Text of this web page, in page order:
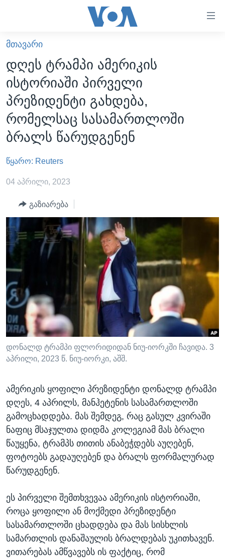
ხელმისაწვდომობისთვის
გადადით
მთავარზე
გადადით
მთავარ
ნავიგაციაზე
გადადით
ძიებაზე
ᲐᲮᲐᲚᲘ ᲐᲛᲑᲔᲑᲘ
ᲡᲐᲥᲐᲠᲗᲕᲔᲚᲝ
ᲐᲨᲨ
ᲐᲨᲨ-ᲘᲡ ᲐᲠᲩᲔᲕᲜᲔᲑᲘ 2024
ᲛᲡᲝᲤᲚᲘᲝ
ᲕᲘᲓᲔᲝᲔᲑᲘ
ᲒᲐᲓᲐᲪᲔᲛᲔᲑᲘ
ᲕᲐᲨᲘᲜᲒᲢᲝᲜᲘ ᲓᲦᲔᲡ
ᲮᲔᲓᲕᲐ ᲕᲐᲨᲘᲜᲒᲢᲝᲜᲘᲓᲐᲜ
ᲡᲢᲣᲓᲘᲐ ᲕᲐᲨᲘᲜᲒᲢᲝᲜᲘ
ᲡᲮᲕᲐ ᲡᲘᲐᲮᲚᲔᲔᲑᲘ
ᲞᲝᲚᲘᲢᲘᲙᲐ
ᲔᲙᲝᲜᲝᲛᲘᲙᲐ
ᲯᲐᲜᲛᲠᲗᲔᲚᲝᲑᲐ
ᲛᲔᲪᲜᲘᲔᲠᲔᲑᲐ
ᲘᲜᲢᲔᲠᲕᲘᲣ
ᲙᲣᲚᲢᲣᲠᲐ
ᲒᲐᲚᲘᲚᲔᲝ
ᲓᲔᲖᲘᲜᲤᲝᲠᲛᲐᲪᲘᲐ
ᲠᲣᲡᲔᲗᲘᲡ ᲨᲔᲭᲠᲐ ᲣᲙᲠᲐᲘᲜᲐᲨᲘ
Learning English
ᲗᲕᲐᲚᲘ ᲒᲕᲐᲓᲔᲕᲜᲔᲗ
ენები
ᲛᲗᲐᲕᲐᲠᲘ
დღეს ტრამპი ამერიკის
ისტორიაში პირველი
პრეზიდენტი გახდება,
რომელსაც სასამართლოში
ბრალს წარუდგენენ
წყარო: Reuters
04 აპრილი, 2023
გაზიარება
დონალდ ტრამპი ფლორიდიდან ნიუ-იორკში ჩავიდა. 3
აპრილი, 2023 წ. ნიუ-იორკი, აშშ.
ამერიკის ყოფილი პრეზიდენტი დონალდ ტრამპი
დღეს, 4 აპრილს, მანჰეტენის სასამართლოში
გამოცხადდება. მას შემდეგ, რაც გასულ კვირაში
ნაფიც მსაჯულთა დიდმა კოლეგიამ მას ბრალი
წაუყენა, ტრამპს თითის ანაბეჭდებს აუღებენ,
ფოტოებს გადაუღებენ და ბრალს ფორმალურად
წარუდგენენ.
ეს პირველი შემთხვევაა ამერიკის ისტორიაში,
როცა ყოფილი ან მოქმედი პრეზიდენტი
სასამართლოში ცხადდება და მას სისხლის
სამართლის დანაშაულის ბრალდებას უკითხავენ.
ვითარებას ამწვავებს ის ფაქტიც, რომ